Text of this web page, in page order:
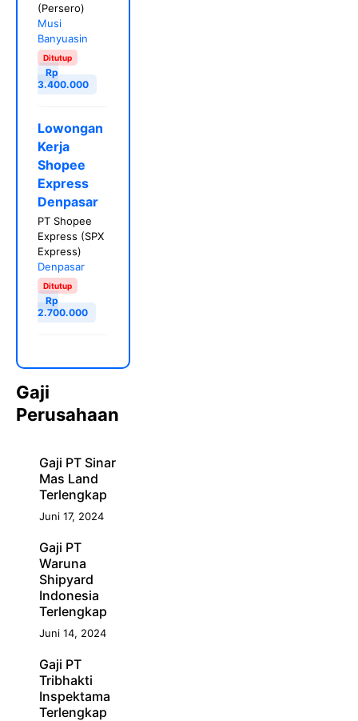
(Persero)
Musi
Banyuasin
Ditutup
Rp
3.400.000
Lowongan
Kerja
Shopee
Express
Denpasar
PT Shopee
Express (SPX
Express)
Denpasar
Ditutup
Rp
2.700.000
Gaji
Perusahaan
Gaji PT Sinar
Mas Land
Terlengkap
Juni 17, 2024
Gaji PT
Waruna
Shipyard
Indonesia
Terlengkap
Juni 14, 2024
Gaji PT
Tribhakti
Inspektama
Terlengkap